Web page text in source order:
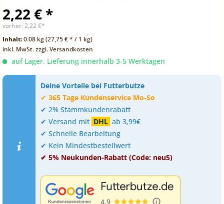
2,22 € *
vorher: 2,22 €*
Inhalt:0.08 kg (27,75 € * / 1 kg)
inkl. MwSt.zzgl. Versandkosten
auf Lager. Lieferung innerhalb 3-5 Werktagen
Deine Vorteile bei Futterbutze
✔ 365 Tage Kundenservice Mo-So
✔ 2% Stammkundenrabatt
✔ Versand mit DHL ab 3,99€
✔ Schnelle Bearbeitung
✔ Kein Mindestbestellwert
✔ 5% Neukunden-Rabatt (Code: neu5)